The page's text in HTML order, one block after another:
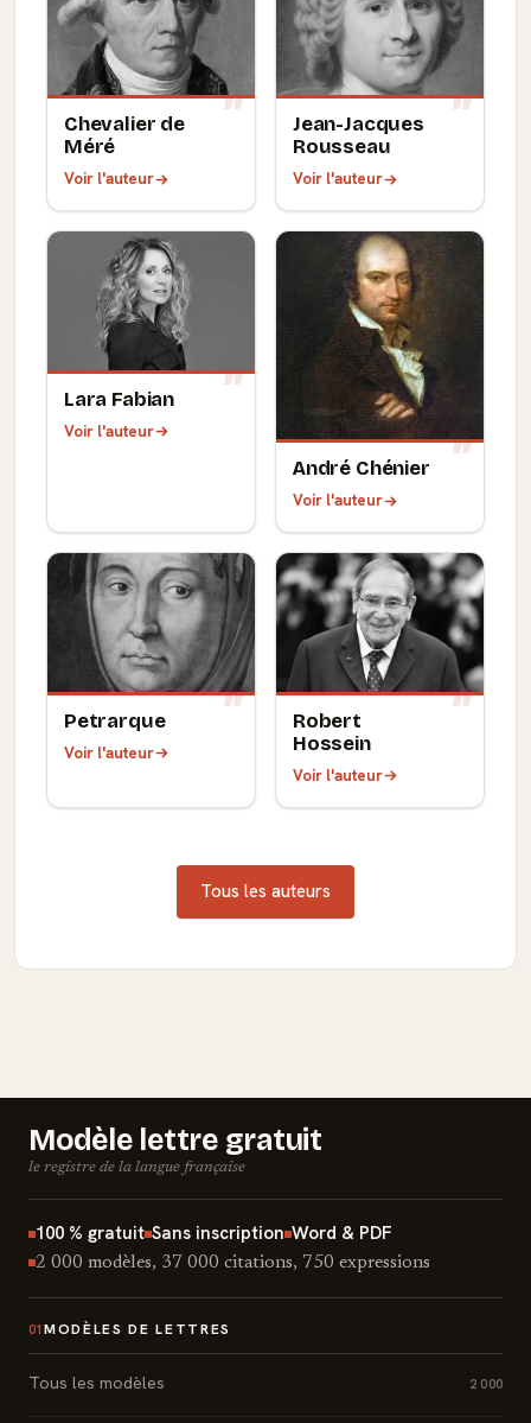
Chevalier de
Méré
Voir l'auteur
Jean-Jacques
Rousseau
Voir l'auteur
Lara Fabian
Voir l'auteur
André Chénier
Voir l'auteur
Petrarque
Voir l'auteur
Robert
Hossein
Voir l'auteur
Tous les auteurs
Modèle lettre gratuit
le registre de la langue française
100 % gratuit Sans inscription Word & PDF
2 000 modèles, 37 000 citations, 750 expressions
01 MODÈLES DE LETTRES
Tous les modèles 2 000